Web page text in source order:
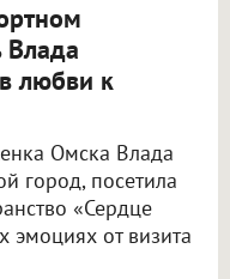
Влада
любви к
Омска Влада
город, посетила
«Сердце
эмоциях от визита